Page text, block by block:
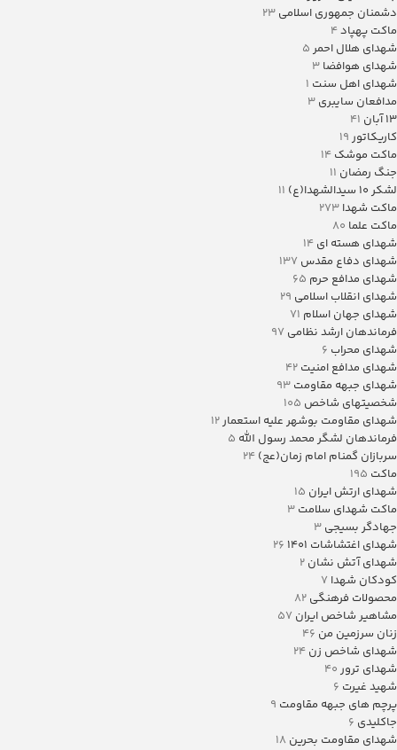
دشمنان جمهوری اسلامی 23
ماکت پهپاد4
شهدای هلال احمر 5
شهدای هوافضا 3
شهدای اهل سنت 1
مدافعان سایبری 3
13 آبان
41
کاریکاتور 19
ماکت موشک 14
جنگ رمضان 11
لشکر ۱۰ سیدالشهدا(ع)
11
ماکت شهدا 273
ماکت علما 80
شهدای هسته ای 14
شهدای دفاع مقدس 137
شهدای مدافع حرم 65
شهدای انقلاب اسلامی 29
شهدای جهان اسلام 71
فرماندهان ارشد نظامی 97
شهدای محراب 6
شهدای مدافع امنیت 42
شهدای جبهه مقاومت 93
شخصیتهای شاخص 105
شهدای مقاومت بوشهر علیه استعمار12
فرماندهان لشگر محمد رسول الله 5
سربازان گمنام امام زمان(عج) 24
ماکت 195
شهدای ارتش ایران 15
ماکت شهدای سلامت 3
جهادگر بسیجی 3
شهدای اغتشاشات 1401
26
شهدای آتش نشان 2
کودکان شهدا 7
محصولات فرهنگی 82
مشاهیر شاخص ایران 57
زنان سرزمین من 46
شهدای شاخص زن 24
شهدای ترور 40
شهید غیرت 6
پرچم های جبهه مقاومت 9
جاکلیدی 6
شهدای مقاومت بحرین 18